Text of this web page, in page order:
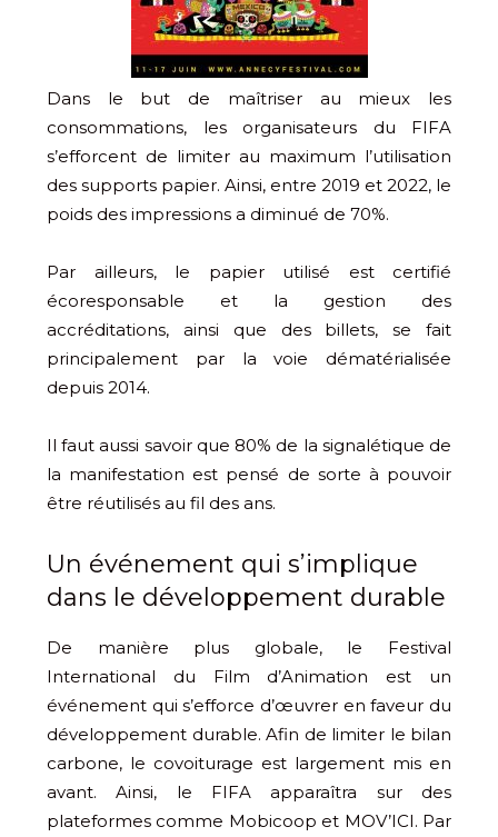
Dans le but de maîtriser au mieux les
consommations, les organisateurs du FIFA
s’efforcent de limiter au maximum l’utilisation
des supports papier. Ainsi, entre 2019 et 2022, le
poids des impressions a diminué de 70%.
Par ailleurs, le papier utilisé est certifié
écoresponsable et la gestion des
accréditations, ainsi que des billets, se fait
principalement par la voie dématérialisée
depuis 2014.
Il faut aussi savoir que 80% de la signalétique de
la manifestation est pensé de sorte à pouvoir
être réutilisés au fil des ans.
Un événement qui s’implique
dans le développement durable
De manière plus globale, le Festival
International du Film d’Animation est un
événement qui s’efforce d’œuvrer en faveur du
développement durable. Afin de limiter le bilan
carbone, le covoiturage est largement mis en
avant. Ainsi, le FIFA apparaîtra sur des
plateformes comme Mobicoop et MOV’ICI. Par